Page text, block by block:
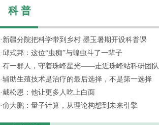
科 普
· 新疆分院把科学带到乡村 墨玉暑期开设科普课
·邱式邦：这位“虫痴”与蝗虫斗了一辈子
·有一群人，守着珠峰星光——走近珠峰站科研团队
·辅助生殖技术是治疗的最后选择，不是第一选择
·戴松恩：他让更多人吃上白面
·俞大鹏：量子计算，从理论构想到未来引擎